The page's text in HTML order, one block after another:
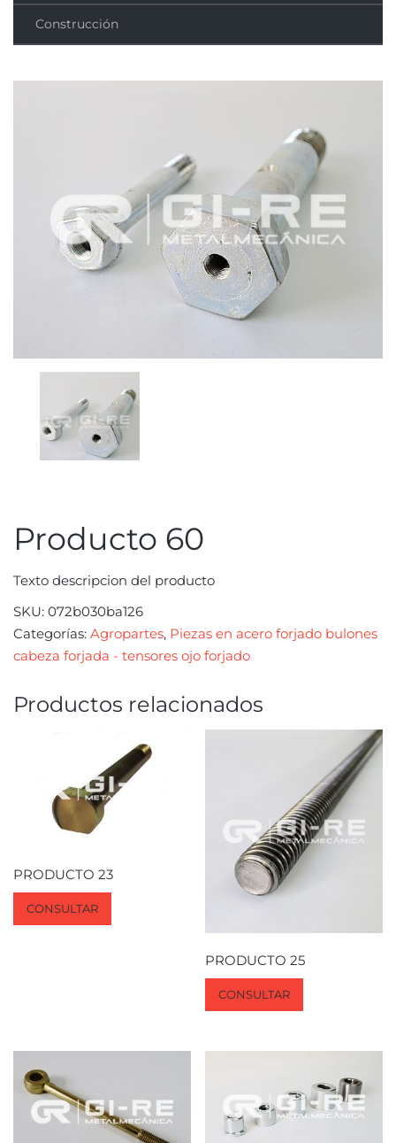
Construcción
Producto 60
Texto descripcion del producto
SKU: 072b030ba126
Categorías: Agropartes, Piezas en acero forjado bulones
cabeza forjada - tensores ojo forjado
Productos relacionados
PRODUCTO 23
CONSULTAR
PRODUCTO 25
CONSULTAR